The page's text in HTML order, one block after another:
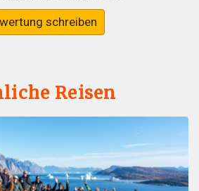
schreiben
Reisen